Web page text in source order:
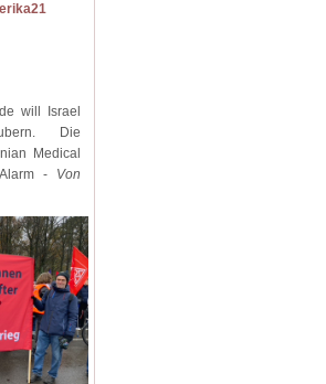
will Israel
Die
Medical
- Von